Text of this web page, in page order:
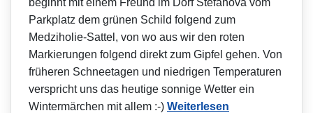
Parkplatz dem grünen Schild folgend zum
Medziholie-Sattel, von wo aus wir den roten
Markierungen folgend direkt zum Gipfel gehen. Von
früheren Schneetagen und niedrigen Temperaturen
verspricht uns das heutige sonnige Wetter ein
Wintermärchen mit allem :-) Weiterlesen